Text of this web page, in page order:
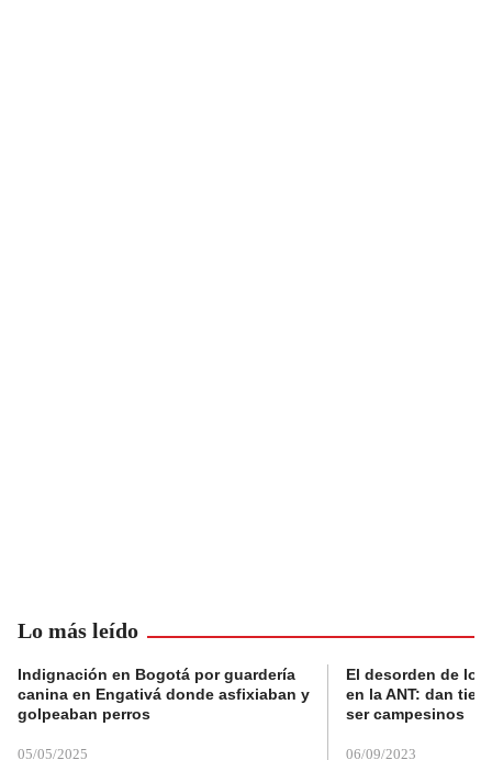
Lo más leído
Indignación en Bogotá por guardería
canina en Engativá donde asfixiaban y
golpeaban perros
05/05/2025
El desorden de
en la ANT: dan
ser campesinos
06/09/2023